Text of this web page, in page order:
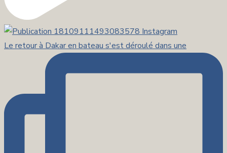
Le retour à Dakar en bateau s'est déroulé dans une